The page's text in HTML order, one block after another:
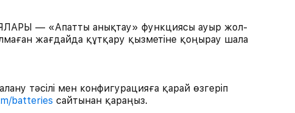
— «Апатты анықтау» функциясы ауыр жол-
жағдайда құтқару қызметіне қоңырау шала
тәсілі мен конфигурацияға қарай өзгеріп
batteries сайтынан қараңыз.